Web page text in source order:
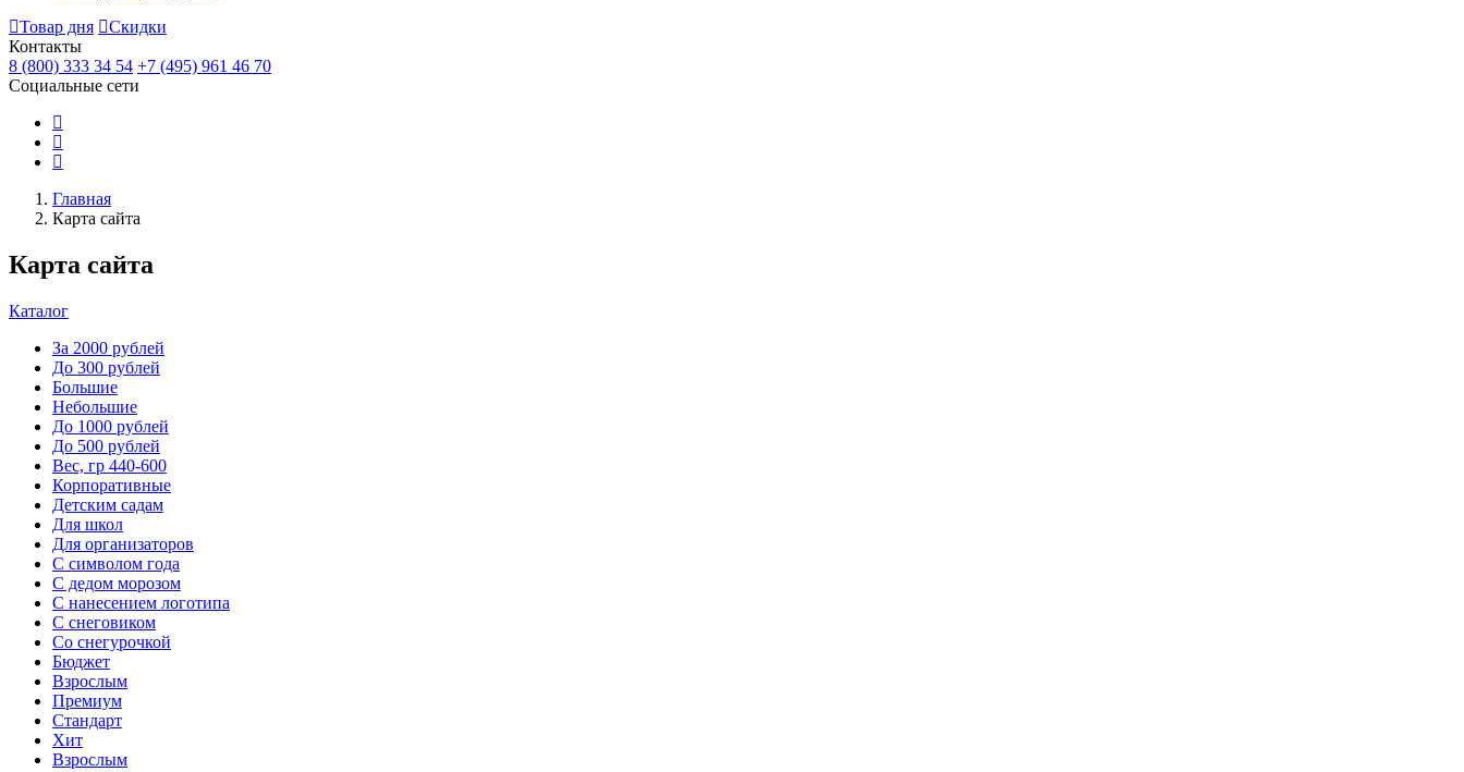
Товар дня
Скидки
Контакты
8 (800) 333 34 54 +7 (495) 961 46 70
Социальные сети
Главная
Карта сайта
Карта сайта
Каталог
За 2000 рублей
До 300 рублей
Большие
Небольшие
До 1000 рублей
До 500 рублей
Вес, гр 440-600
Корпоративные
Детским садам
Для школ
Для организаторов
С символом года
С дедом морозом
С нанесением логотипа
С снеговиком
Со снегурочкой
Бюджет
Взрослым
Премиум
Стандарт
Хит
Взрослым